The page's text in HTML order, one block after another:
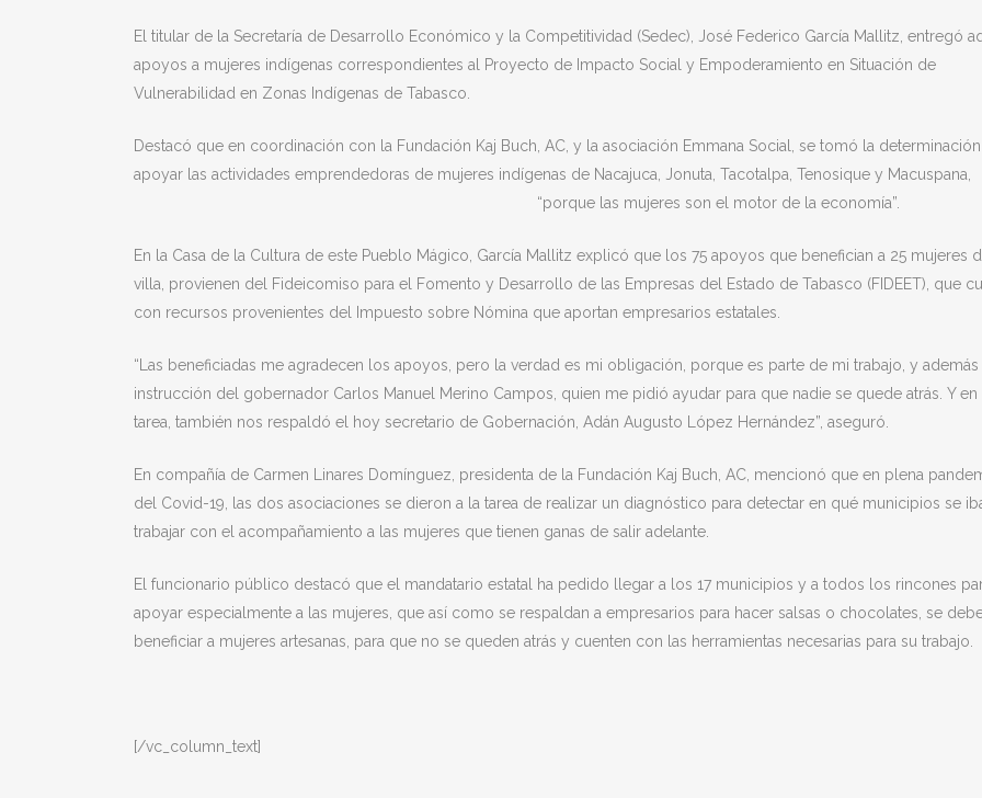
El titular de la Secretaría de Desarrollo Económico y la Competitividad (Sedec), José Federico García Mallitz, entregó
apoyos a mujeres indígenas correspondientes al Proyecto de Impacto Social y Empoderamiento en Situación de
Vulnerabilidad en Zonas Indígenas de Tabasco.
Destacó que en coordinación con la Fundación Kaj Buch, AC, y la asociación Emmana Social, se tomó la
apoyar las actividades emprendedoras de mujeres indígenas de Nacajuca, Jonuta, Tacotalpa, Tenosique y Macuspana,
“porque las mujeres son el motor de la economía”.
En la Casa de la Cultura de este Pueblo Mágico, García Mallitz explicó que los 75 apoyos que benefician a 25 mujeres
villa, provienen del Fideicomiso para el Fomento y Desarrollo de las Empresas del Estado de Tabasco (FIDEET), que
con recursos provenientes del Impuesto sobre Nómina que aportan empresarios estatales.
“Las beneficiadas me agradecen los apoyos, pero la verdad es mi obligación, porque es parte de mi trabajo, y además
instrucción del gobernador Carlos Manuel Merino Campos, quien me pidió ayudar para que nadie se quede atrás. Y en
tarea, también nos respaldó el hoy secretario de Gobernación, Adán Augusto López Hernández”, aseguró.
En compañía de Carmen Linares Domínguez, presidenta de la Fundación Kaj Buch, AC, mencionó que en plena
del Covid-19, las dos asociaciones se dieron a la tarea de realizar un diagnóstico para detectar en qué municipios se
trabajar con el acompañamiento a las mujeres que tienen ganas de salir adelante.
El funcionario público destacó que el mandatario estatal ha pedido llegar a los 17 municipios y a todos los rincones
apoyar especialmente a las mujeres, que así como se respaldan a empresarios para hacer salsas o chocolates, se
beneficiar a mujeres artesanas, para que no se queden atrás y cuenten con las herramientas necesarias para su trabajo.
[/vc_column_text]